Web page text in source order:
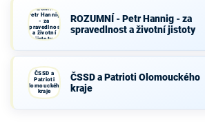
ROZUMNÍ -
Petr Hannig
- za
spravedlnost
a životní
jistoty
ROZUMNÍ - Petr Hannig - za
spravedlnost a životní jistoty
ČSSD a
Patrioti
Olomouckého
kraje
ČSSD a Patrioti Olomouckého
kraje